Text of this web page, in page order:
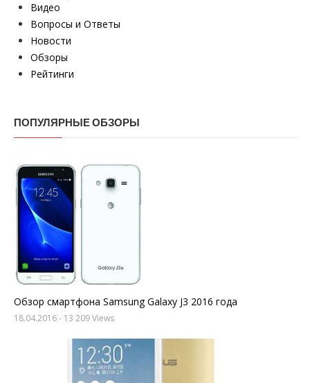
Видео
Вопросы и Ответы
Новости
Обзоры
Рейтинги
ПОПУЛЯРНЫЕ ОБЗОРЫ
Обзор смартфона Samsung Galaxy J3 2016 года
18.04.2016- 13 209 Views